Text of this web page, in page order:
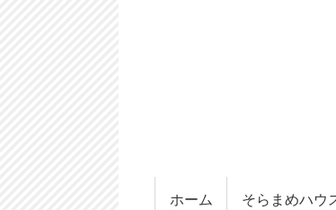
ホーム そらまめハウ